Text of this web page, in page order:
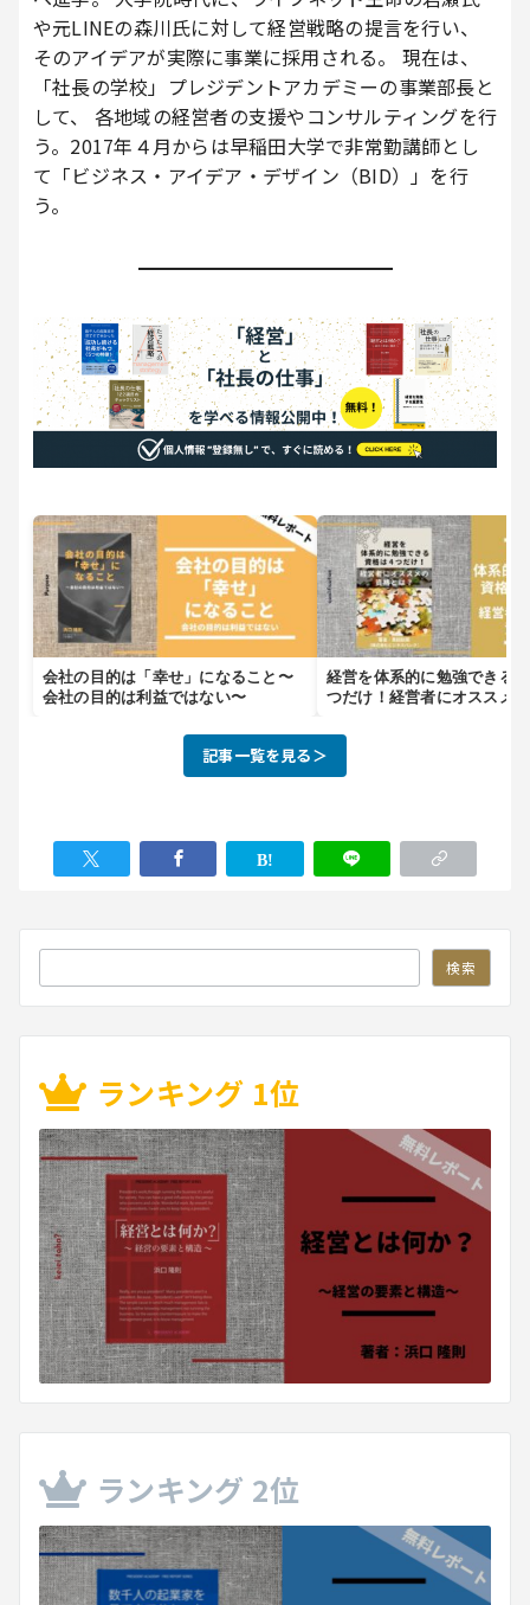
や元LINEの森川氏に対して経営戦略の提言を行い、
そのアイデアが実際に事業に採用される。 現在は、
「社長の学校」プレジデントアカデミーの事業部長と
して、 各地域の経営者の支援やコンサルティングを行
う。2017年４月からは早稲田大学で非常勤講師とし
て「ビジネス・アイデア・デザイン（BID）」を行
う。
会社の目的は「幸せ」になること〜
会社の目的は利益ではない〜
経営を体系的に勉強できる
つだけ！経営者にオススメ
記事一覧を見る＞
検索
ランキング 1位
ランキング 2位